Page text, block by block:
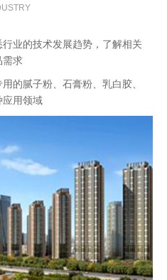
业的技术发展趋势，了解相关
需求
的腻子粉、石膏粉、乳白胶、
应用领域